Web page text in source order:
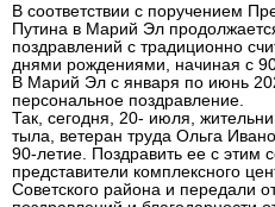
В соответствии с поручением
Путина в Марий Эл
поздравлений с традиционно
днями рождениями, начиная с
В Марий Эл с января по июнь
персональное поздравление.
Так, сегодня, 20- июля,
тыла, ветеран труда Ольга
90-летие. Поздравить ее с этим
представители комплексного
Советского района и передали